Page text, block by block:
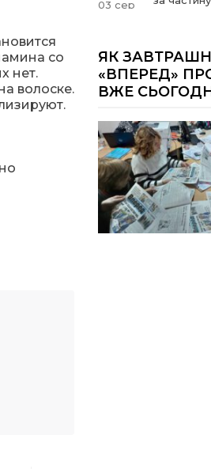
со
нет.
волоске.
03 сер
14:12
01 сер
Досі
виплати та
14:04
01 сер
Учасниця
людина
номінації
Аліна
ЯК
«ВПЕРЕД»
ВЖЕ